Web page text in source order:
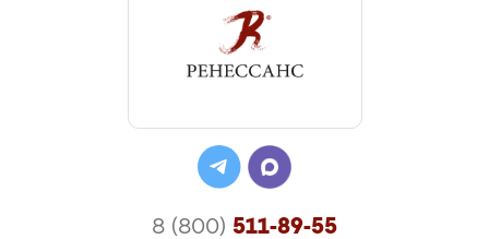
8 (800) 511-89-55